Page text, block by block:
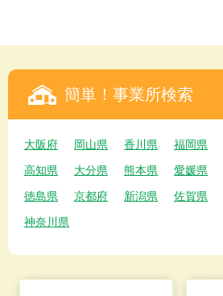
簡単！事業所検索
大阪府 岡山県 香川県 福岡県
高知県
大分県 熊本県 愛媛県
徳島県
京都府 新潟県 佐賀県
神奈川県